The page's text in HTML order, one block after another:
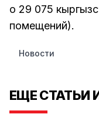
о 29 075
помещений).
Новости
ЕЩЕ СТАТЬИ